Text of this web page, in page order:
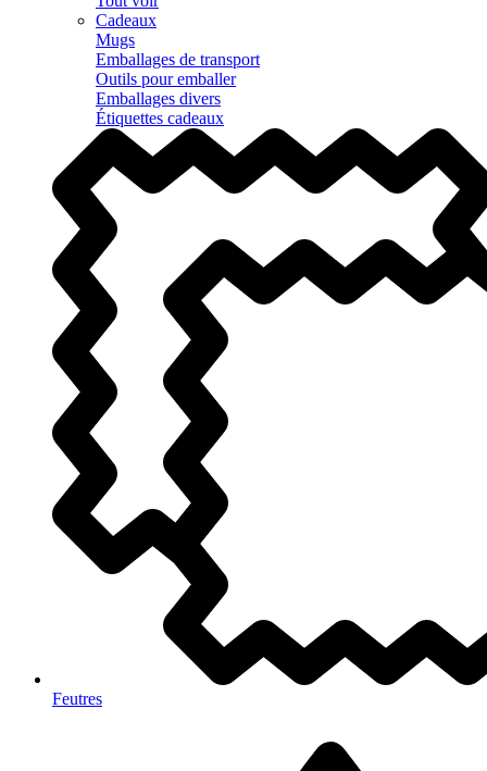
Cadeaux
Mugs
Emballages de transport
Outils pour emballer
Emballages divers
Étiquettes cadeaux
Feutres